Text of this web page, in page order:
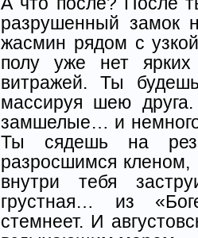
разрушенный замок
жасмин рядом с
полу уже нет
витражей. Ты
массируя шею
замшелые… и
Ты сядешь на
разросшимся кленом,
внутри тебя
грустная… из
стемнеет. И